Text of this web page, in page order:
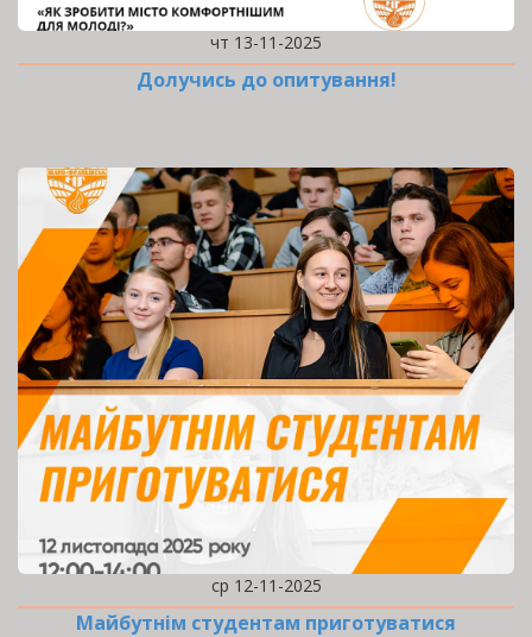
чт 13-11-2025
Долучись до опитування!
ср 12-11-2025
Майбутнім студентам приготуватися